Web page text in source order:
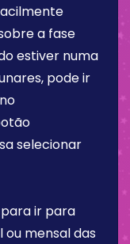
a fase
estiver numa
pode ir
selecionar
ir para
mensal das